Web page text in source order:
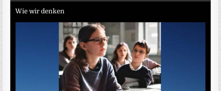
Wie wir denken